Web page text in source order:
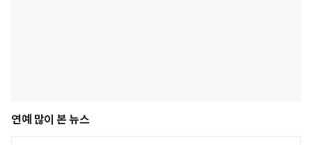
연예 많이 본 뉴스